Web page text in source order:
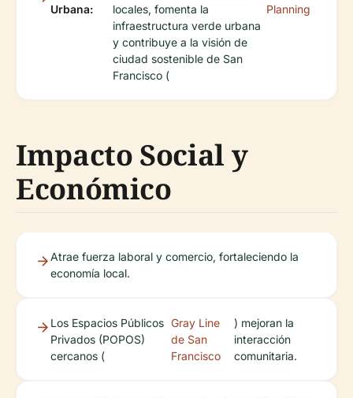
Urbana:
locales, fomenta la
infraestructura verde urbana
y contribuye a la visión de
ciudad sostenible de San
Francisco (
Planning
Impacto Social y
Económico
Atrae fuerza laboral y comercio, fortaleciendo la
economía local.
Los Espacios Públicos
Privados (POPOS)
cercanos (
Gray Line
de San
Francisco
) mejoran la
interacción
comunitaria.